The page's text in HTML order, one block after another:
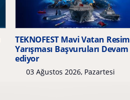
TEKNOFEST Mavi Vatan Resim
Yarışması Başvuruları Devam
ediyor
03 Ağustos 2026, Pazartesi